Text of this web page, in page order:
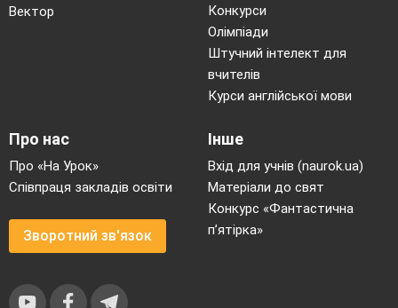
Вектор
Конкурси
Олімпіади
Штучний інтелект для
вчителів
Курси англійської мови
Про нас
Про «На Урок»
Співпраця закладів освіти
Зворотний зв'язок
Інше
Вхід для учнів (naurok.ua)
Матеріали до свят
Конкурс «Фантастична
п’ятірка»